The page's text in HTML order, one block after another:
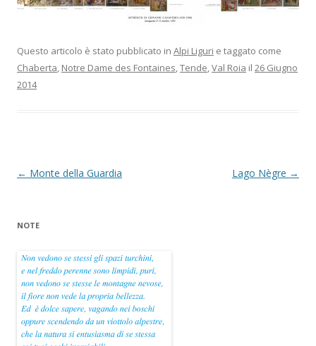
Questo articolo è stato pubblicato in Alpi Liguri e taggato come
Chaberta, Notre Dame des Fontaines,Tende,Val Roia il 26 Giugno
2014
Navigazione
← Monte della Guardia Lago Nègre →
NOTE